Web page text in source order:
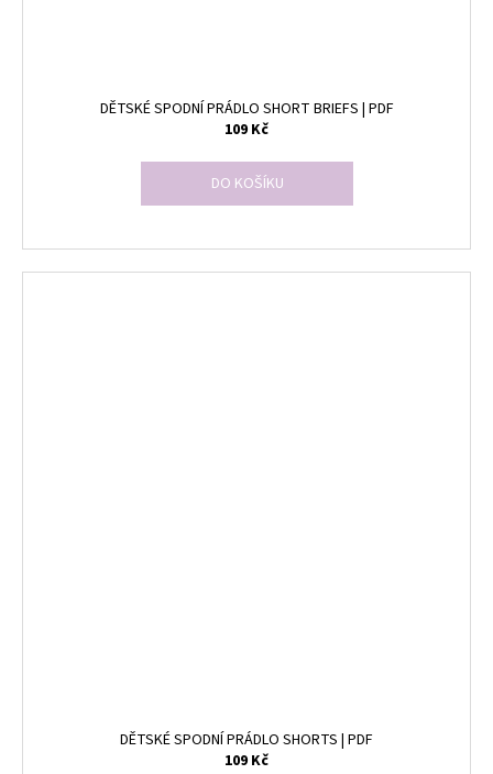
DĚTSKÉ SPODNÍ PRÁDLO SHORT BRIEFS | PDF
109 Kč
DO KOŠÍKU
DĚTSKÉ SPODNÍ PRÁDLO SHORTS | PDF
109 Kč